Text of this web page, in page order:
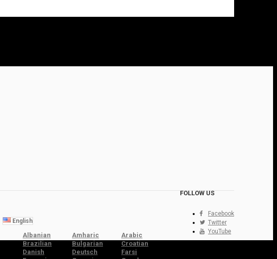
FOLLOW US
Facebook
Twitter
YouTube
English
Albanian Amharic
Arabic
Brazilian
Bulgarian
Croatian
Danish
Deutsch
Farsi